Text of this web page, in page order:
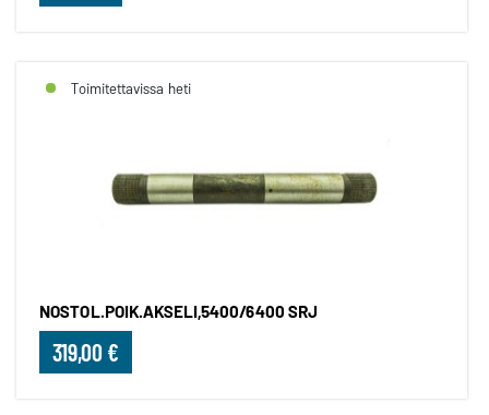
Toimitettavissa heti
NOSTOL.POIK.AKSELI,5400/6400 SRJ
319,00 €